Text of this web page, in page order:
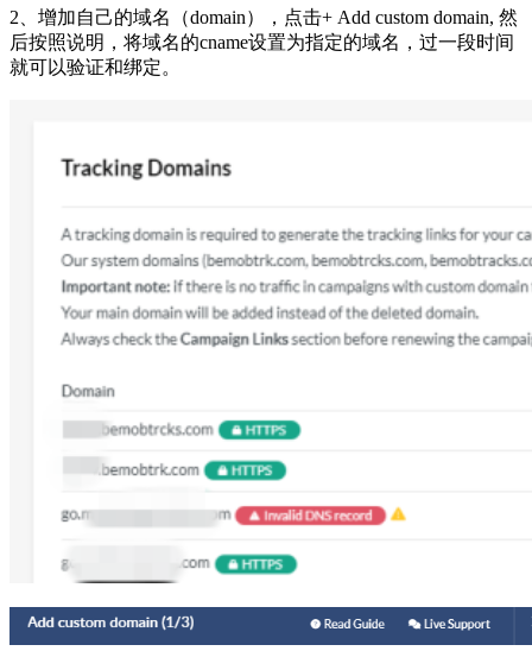
2、增加自己的域名（domain），点击+ Add custom domain, 然
后按照说明，将域名的cname设置为指定的域名，过一段时间
就可以验证和绑定。